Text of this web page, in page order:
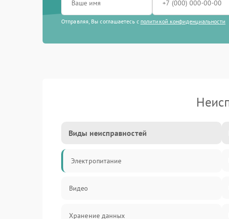
Отправляя, Вы соглашаетесь с политикой конфиденциальности
Виды неисправностей
Электропитание
Видео
Хранение данных